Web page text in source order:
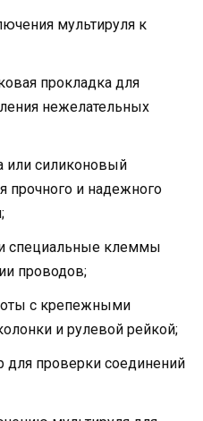
мультируля к
прокладка для
нежелательных
или силиконовый
прочного и надежного
специальные клеммы
проводов;
с крепежными
и рулевой рейкой;
для проверки соединений